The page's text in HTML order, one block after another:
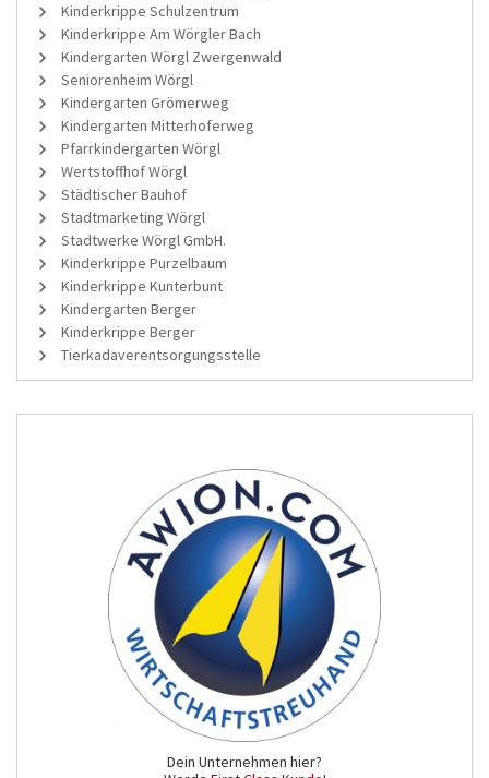
Kinderkrippe Schulzentrum
Kinderkrippe Am Wörgler Bach
Kindergarten Wörgl Zwergenwald
Seniorenheim Wörgl
Kindergarten Grömerweg
Kindergarten Mitterhoferweg
Pfarrkindergarten Wörgl
Wertstoffhof Wörgl
Städtischer Bauhof
Stadtmarketing Wörgl
Stadtwerke Wörgl GmbH.
Kinderkrippe Purzelbaum
Kinderkrippe Kunterbunt
Kindergarten Berger
Kinderkrippe Berger
Tierkadaverentsorgungsstelle
Dein Unternehmen hier?